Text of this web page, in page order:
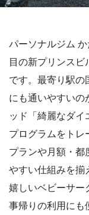
パーソナルジム
目の新プリンス
です。最寄り駅の
にも通いやすいの
ッド「綺麗なダイ
プログラムをトレ
プランや月額・都
やすい仕組みを揃
嬉しいベビーサー
事帰りの利用にも